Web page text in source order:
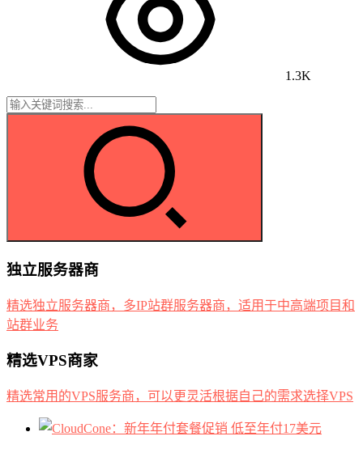
1.3K
独立服务器商
精选独立服务器商，多IP站群服务器商，适用于中高端项目和
站群业务
精选VPS商家
精选常用的VPS服务商，可以更灵活根据自己的需求选择VPS